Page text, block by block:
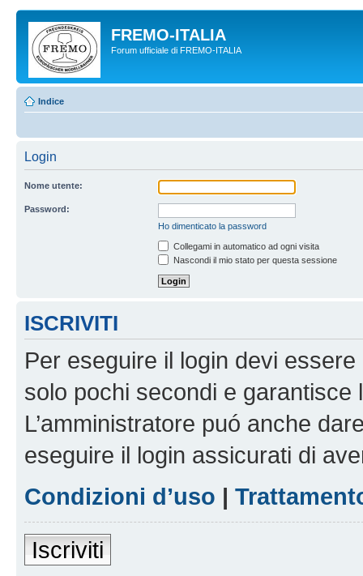
FREMO-ITALIA
Forum ufficiale di FREMO-ITALIA
Indice
Login
Nome utente:
Password:
Ho dimenticato la password
Collegami in automatico ad ogni visita
Nascondi il mio stato per questa sessione
ISCRIVITI
Per eseguire il login devi
solo pochi secondi e garantisce
L’amministratore puó anche
eseguire il login assicurati di
Condizioni d’uso |
Iscriviti